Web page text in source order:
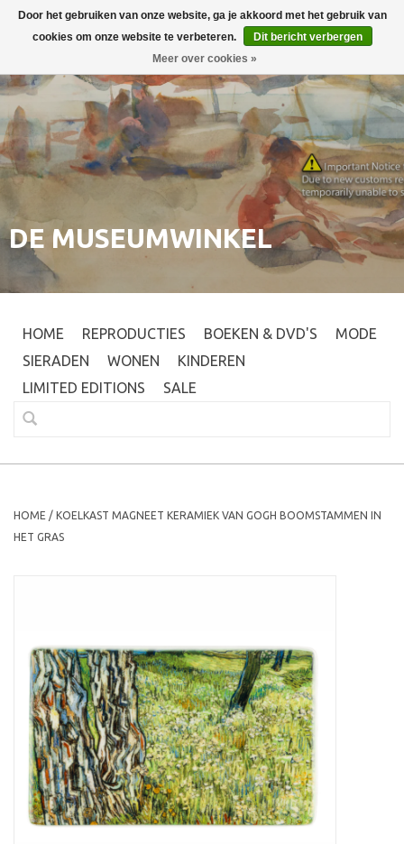
Inloggen 0
DE MUSEUMWINKEL
HOME REPRODUCTIES BOEKEN & DVD'S
MODE
SIERADEN
WONEN
KINDEREN
LIMITED EDITIONS
SALE
HOME / KOELKAST MAGNEET KERAMIEK VAN GOGH BOOMSTAMMEN IN
HET GRAS
Door het gebruiken van onze website, ga je akkoord met het gebruik van
cookies om onze website te verbeteren.
Dit bericht verbergen
Meer over cookies »